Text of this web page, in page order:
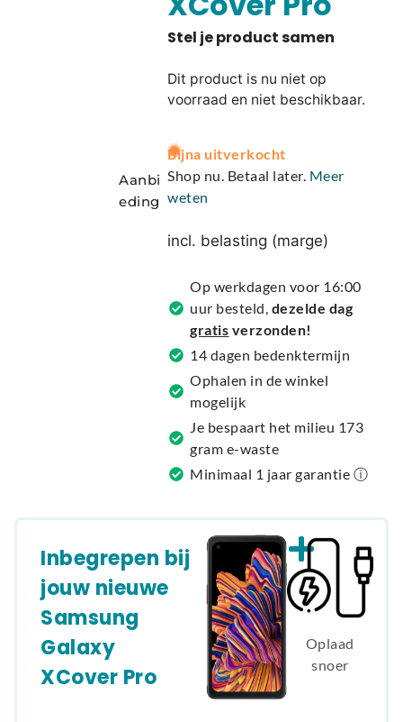
Aanbi
eding
Dit product is nu niet op
voorraad en niet beschikbaar.
A
l
t
r
t
v
e
:
Bijna uitverkocht
Shop nu. Betaal later. Meer
weten
incl. belasting (marge)
Op werkdagen voor 16:00
uur besteld, dezelde dag
gratis verzonden!
14 dagen bedenktermijn
Ophalen in de winkel
mogelijk
Je bespaart het milieu 173
gram e-waste
Minimaal 1 jaar garantie ⓘ
Inbegrepen bij
jouw nieuwe
Samsung
Galaxy
XCover Pro
Oplaad
snoer